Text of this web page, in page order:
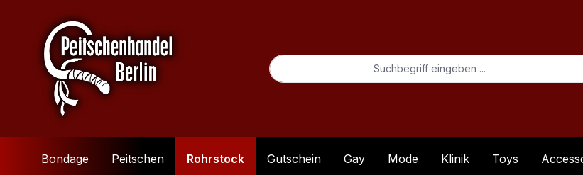
Hauptinhalt springen
Zur Suche springen
Zur Hauptnavigation springen
Bondage Peitschen Rohrstock Gutschein Gay Mode Klinik Toys